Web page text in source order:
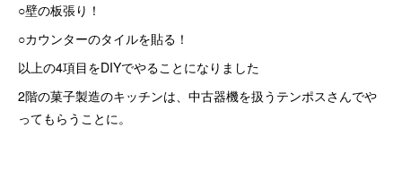
○壁の板張り！
○カウンターのタイルを貼る！
以上の4項目をDIYでやることになりました
2階の菓子製造のキッチンは、中古器機を扱うテンポスさんでや
ってもらうことに。